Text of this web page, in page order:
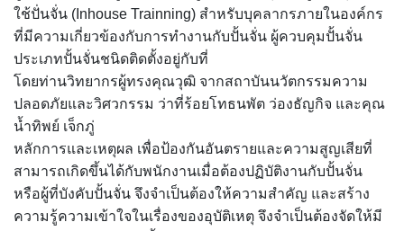
ใช้ปั่นจั่น (Inhouse Trainning) สำหรับบุคลากรภายในองค์กร
ที่มีความเกี่ยวข้องกับการทำงานกับปั้นจั่น ผู้ควบคุมปั้นจั่น
ประเภทปั้นจั่นชนิดติดตั้งอยู่กับที่
โดยท่านวิทยากรผู้ทรงคุณวุฒิ จากสถาบันนวัตกรรมความ
ปลอดภัยและวิศวกรรม ว่าที่ร้อยโทธนพัต ว่องธัญกิจ และคุณ
น้ำทิพย์ เจ็กภู่
หลักการและเหตุผล เพื่อป้องกันอันตรายและความสูญเสียที่
สามารถเกิดขึ้นได้กับพนักงานเมื่อต้องปฏิบัติงานกับปั้นจั่น
หรือผู้ที่บังคับปั้นจั่น จึงจำเป็นต้องให้ความสำคัญ และสร้าง
ความรู้ความเข้าใจในเรื่องของอุบัติเหตุ จึงจำเป็นต้องจัดให้มี